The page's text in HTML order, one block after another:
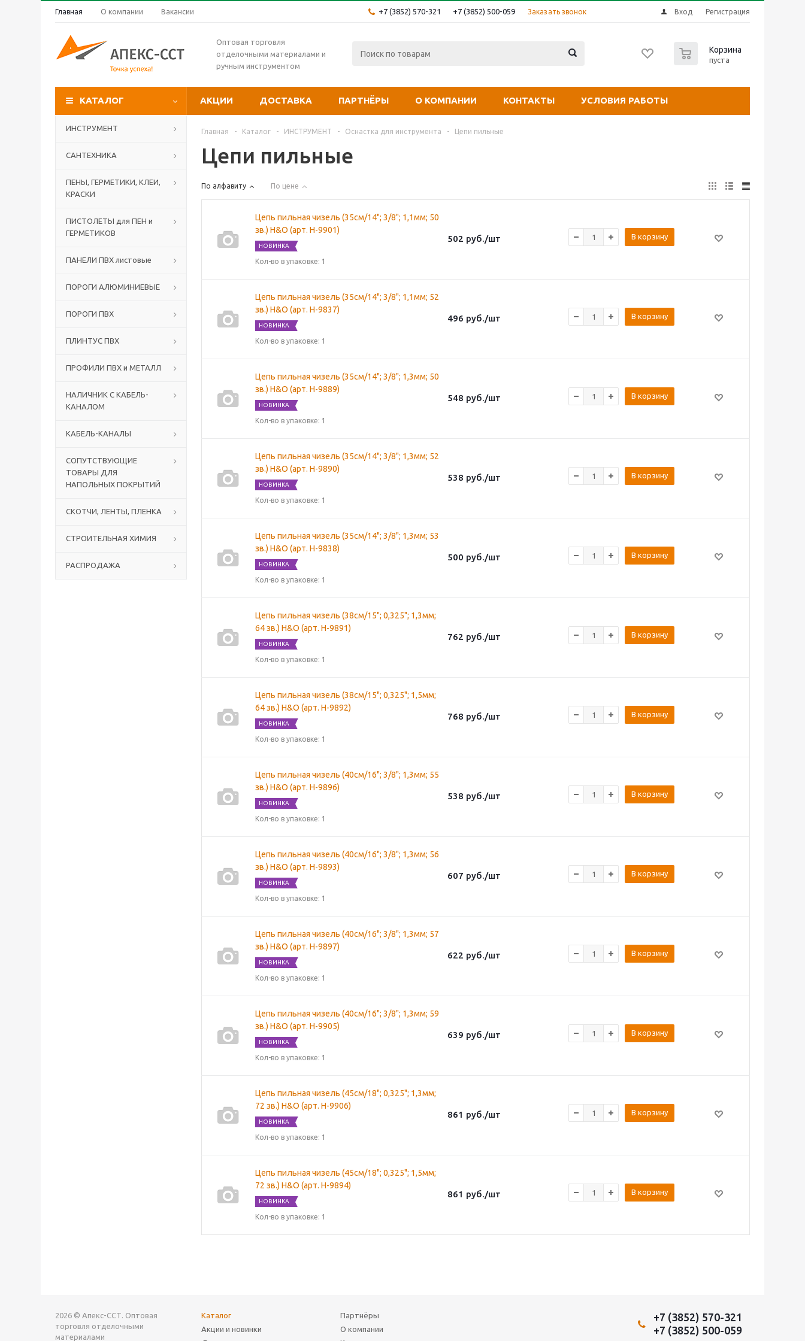
Главная О компании Вакансии +7 (3852) 570-321 +7 (3852) 500-059 Заказать звонок Вход Регистрация
Оптовая торговля
отделочными материалами и
ручным инструментом
Корзина
пуста
КАТАЛОГ АКЦИИ ДОСТАВКА ПАРТНЁРЫ О КОМПАНИИ КОНТАКТЫ УСЛОВИЯ РАБОТЫ
ИНСТРУМЕНТ
САНТЕХНИКА
ПЕНЫ, ГЕРМЕТИКИ, КЛЕИ,
КРАСКИ
ПИСТОЛЕТЫ для ПЕН и
ГЕРМЕТИКОВ
ПАНЕЛИ ПВХ листовые
ПОРОГИ АЛЮМИНИЕВЫЕ
ПОРОГИ ПВХ
ПЛИНТУС ПВХ
ПРОФИЛИ ПВХ и МЕТАЛЛ
НАЛИЧНИК С КАБЕЛЬ-
КАНАЛОМ
КАБЕЛЬ-КАНАЛЫ
СОПУТСТВУЮЩИЕ
ТОВАРЫ ДЛЯ
НАПОЛЬНЫХ ПОКРЫТИЙ
СКОТЧИ, ЛЕНТЫ, ПЛЕНКА
СТРОИТЕЛЬНАЯ ХИМИЯ
РАСПРОДАЖА
Главная - Каталог - ИНСТРУМЕНТ - Оснастка для инструмента - Цепи пильные
Цепи пильные
По алфавиту По цене
Цепь пильная чизель (35см/14"; 3/8"; 1,1мм; 50
зв.) H&O (арт. H-9901)
НОВИНКА
Кол-во в упаковке: 1
502 руб./шт В корзину
Цепь пильная чизель (35см/14"; 3/8"; 1,1мм; 52
зв.) H&O (арт. H-9837)
НОВИНКА
Кол-во в упаковке: 1
496 руб./шт В корзину
Цепь пильная чизель (35см/14"; 3/8"; 1,3мм; 50
зв.) H&O (арт. H-9889)
НОВИНКА
Кол-во в упаковке: 1
548 руб./шт В корзину
Цепь пильная чизель (35см/14"; 3/8"; 1,3мм; 52
зв.) H&O (арт. H-9890)
НОВИНКА
Кол-во в упаковке: 1
538 руб./шт В корзину
Цепь пильная чизель (35см/14"; 3/8"; 1,3мм; 53
зв.) H&O (арт. H-9838)
НОВИНКА
Кол-во в упаковке: 1
500 руб./шт В корзину
Цепь пильная чизель (38см/15"; 0,325"; 1,3мм;
64 зв.) H&O (арт. H-9891)
НОВИНКА
Кол-во в упаковке: 1
762 руб./шт В корзину
Цепь пильная чизель (38см/15"; 0,325"; 1,5мм;
64 зв.) H&O (арт. H-9892)
НОВИНКА
Кол-во в упаковке: 1
768 руб./шт В корзину
Цепь пильная чизель (40см/16"; 3/8"; 1,3мм; 55
зв.) H&O (арт. H-9896)
НОВИНКА
Кол-во в упаковке: 1
538 руб./шт В корзину
Цепь пильная чизель (40см/16"; 3/8"; 1,3мм; 56
зв.) H&O (арт. H-9893)
НОВИНКА
Кол-во в упаковке: 1
607 руб./шт В корзину
Цепь пильная чизель (40см/16"; 3/8"; 1,3мм; 57
зв.) H&O (арт. H-9897)
НОВИНКА
Кол-во в упаковке: 1
622 руб./шт В корзину
Цепь пильная чизель (40см/16"; 3/8"; 1,3мм; 59
зв.) H&O (арт. H-9905)
НОВИНКА
Кол-во в упаковке: 1
639 руб./шт В корзину
Цепь пильная чизель (45см/18"; 0,325"; 1,3мм;
72 зв.) H&O (арт. H-9906)
НОВИНКА
Кол-во в упаковке: 1
861 руб./шт В корзину
Цепь пильная чизель (45см/18"; 0,325"; 1,5мм;
72 зв.) H&O (арт. H-9894)
НОВИНКА
Кол-во в упаковке: 1
861 руб./шт В корзину
2026 © Апекс-ССТ. Оптовая
торговля отделочными
материалами
Каталог
Акции и новинки
Партнёры
О компании
+7 (3852) 570-321
+7 (3852) 500-059